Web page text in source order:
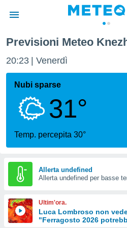
di
per
le
di
Web
le
Previsioni Meteo
20:23 Venerdì
Nubi sparse
31°
Temp. percepita 30°
Allerta undefined
Allerta undefined per basse
Ultim'ora.
Luca Lombroso non
"Ferragosto 2026